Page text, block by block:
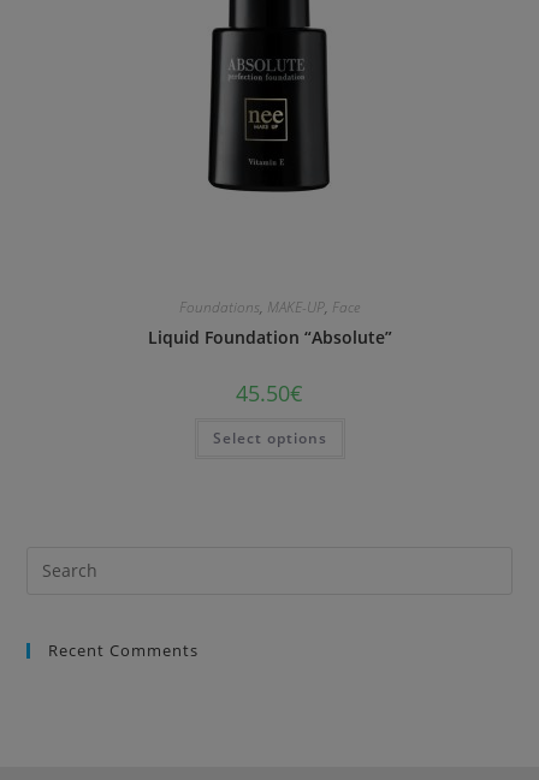
Foundations, MAKE-UP, Face
Liquid Foundation “Absolute”
45.50€
Select options
Recent Comments